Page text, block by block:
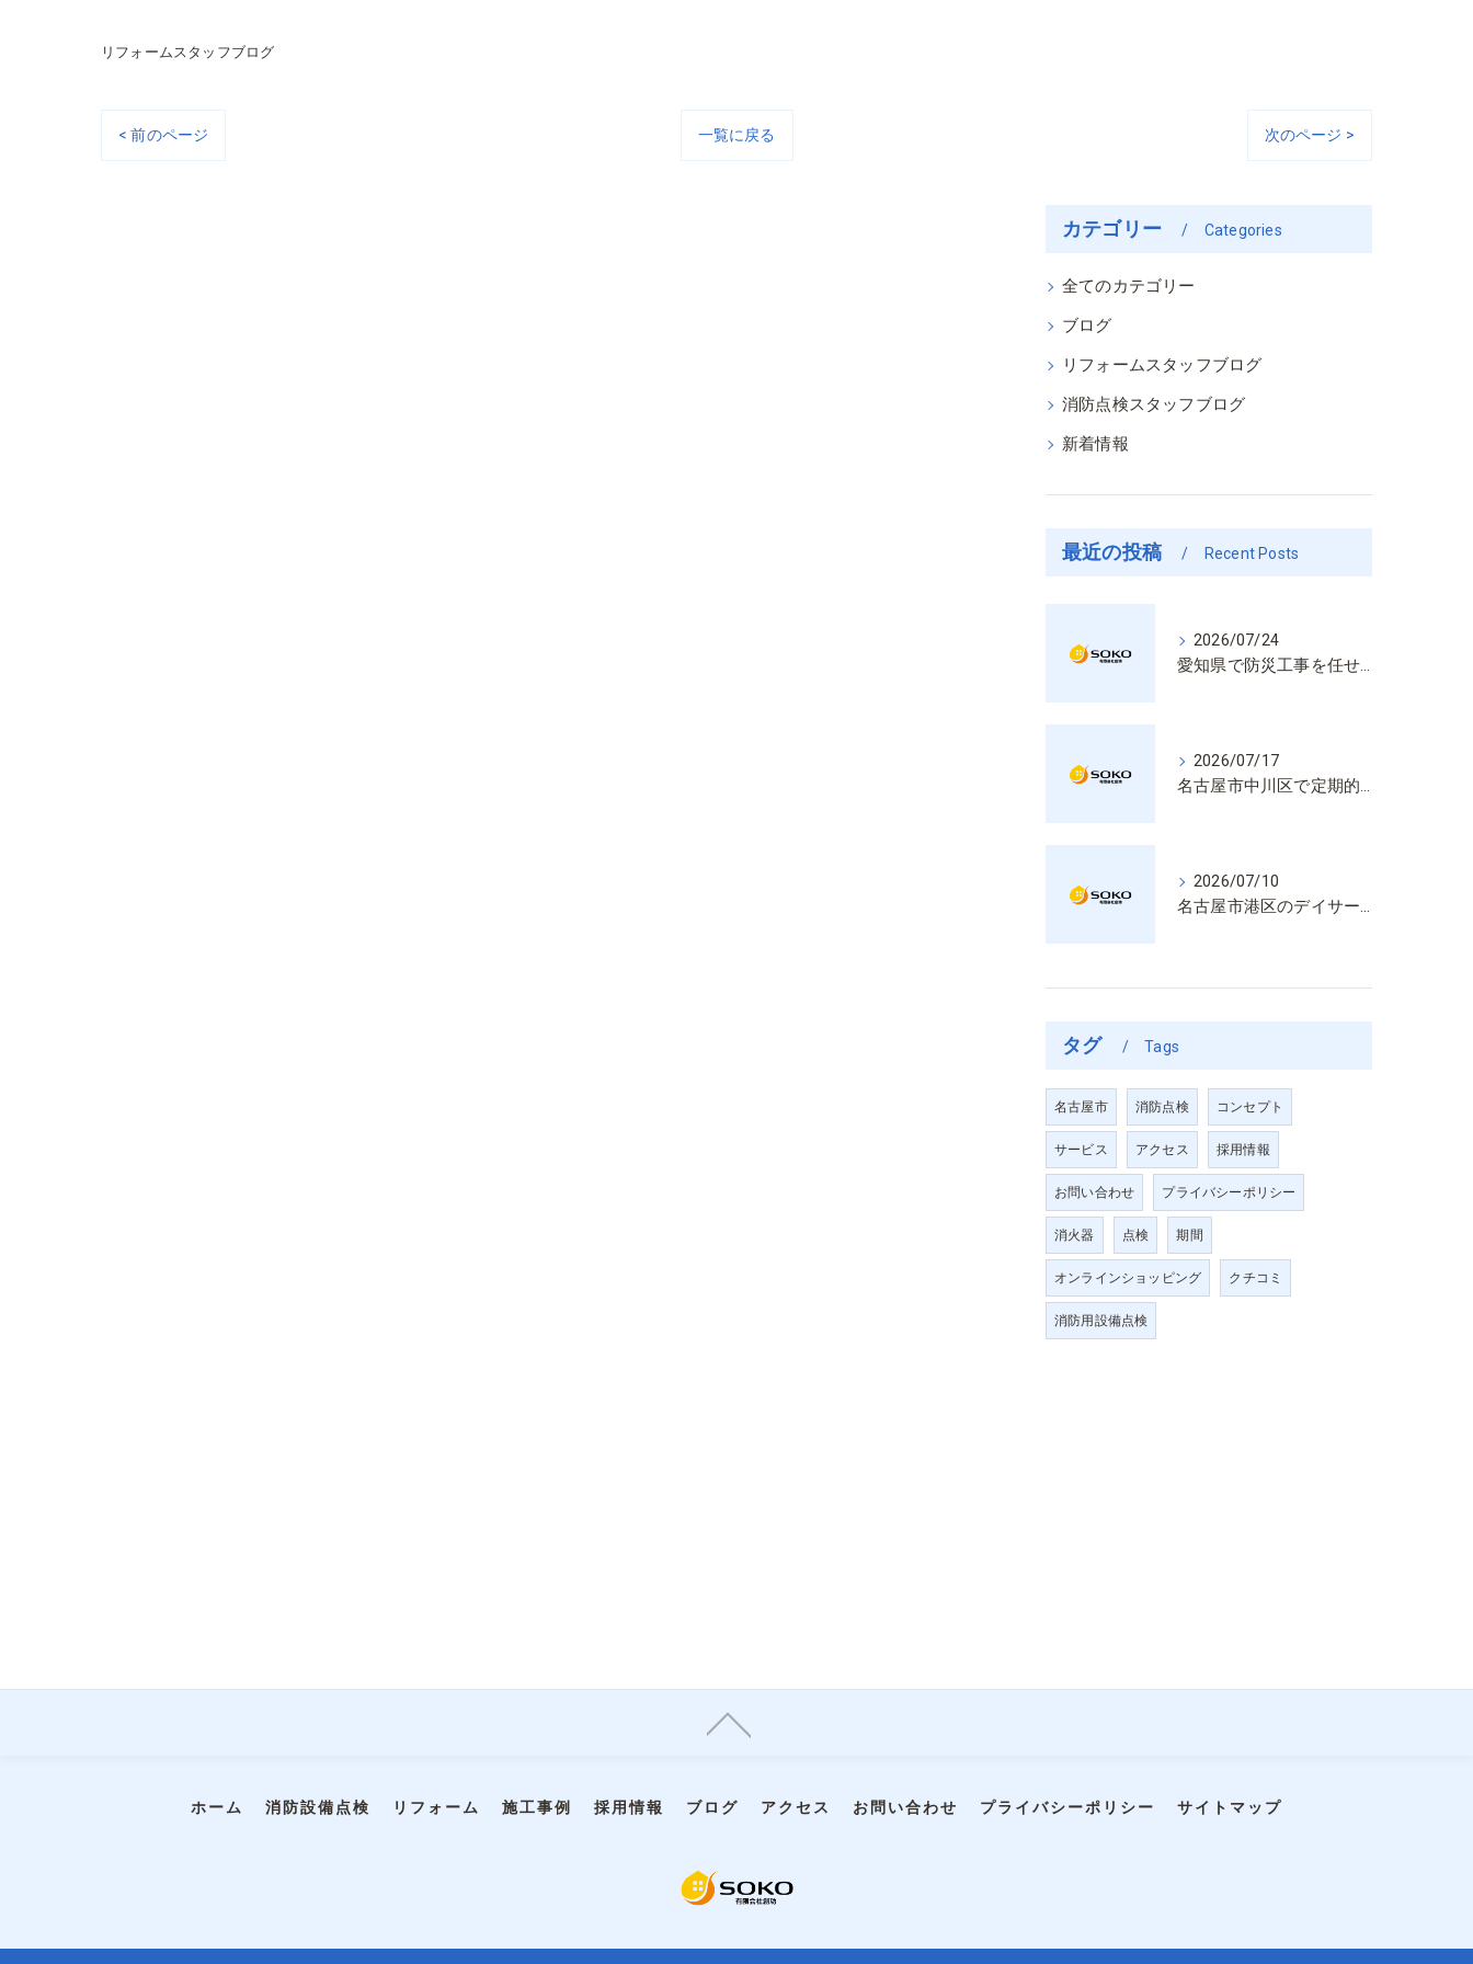
リフォームスタッフブログ
< 前のページ 一覧に戻る 次のページ >
カテゴリー Categories
全てのカテゴリー
ブログ
リフォームスタッフブログ
消防点検スタッフブログ
新着情報
最近の投稿 Recent Posts
2026/07/24
愛知県で防災工事を任せるなら経験と技術で安心を提供する老舗業者
2026/07/17
名古屋市中川区で定期的な消防設備点検や整備はいざという時の命を守る安心管理
2026/07/10
名古屋市港区のデイサービス消防設備点検は消火器具や誘導灯も丁寧に作業を進めます
タグ Tags
名古屋市 消防点検 コンセプト
サービス アクセス 採用情報
お問い合わせ プライバシーポリシー
消火器 点検 期間
オンラインショッピング クチコミ
消防用設備点検
ホーム 消防設備点検 リフォーム 施工事例 採用情報 ブログ アクセス お問い合わせ プライバシーポリシー サイトマップ